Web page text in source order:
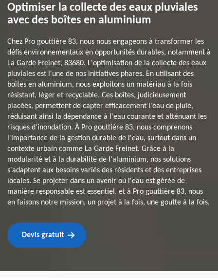
Optimiser la collecte des eaux pluviales
avec des boîtes en aluminium
Chez Pro gouttière 83, nous nous engageons à transformer les
défis environnementaux en opportunités durables, notamment à
La Garde Freinet, 83680. L'optimisation de la collecte des eaux
pluviales est l'une de nos initiatives phares. En utilisant des
boîtes en aluminium, nous exploitons un matériau à la fois
résistant, léger et recyclable. Ces boîtes, judicieusement
placées, permettent de capter efficacement l'eau de pluie,
réduisant ainsi la dépendance à l'eau courante et atténuant les
risques d'inondation. À Pro gouttière 83, nous comprenons
l'importance de la gestion durable de l'eau, surtout dans un
contexte urbain comme La Garde Freinet. Grâce à la
modularité et à la durabilité de l'aluminium, nos solutions
s'adaptent aux besoins variés des résidents et des entreprises
locales. Se projeter dans un avenir où l'eau est gérée de
manière responsable est essentiel, et à Pro gouttière 83, nous
en faisons notre mission, un projet à la fois, une goutte à la fois.
Devis gratuit